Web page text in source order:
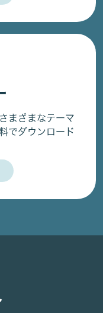
まざまなテーマ
でダウンロード